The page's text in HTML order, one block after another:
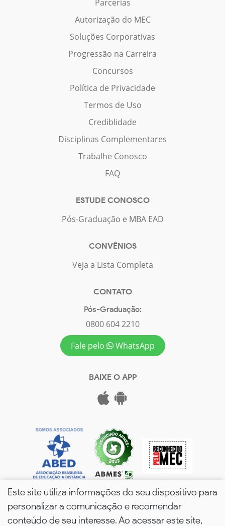
Parcerias
Autorização do MEC
Soluções Corporativas
Progressão na Carreira
Concursos
Política de Privacidade
Termos de Uso
Crediblidade
Disciplinas Complementares
Trabalhe Conosco
FAQ
ESTUDE CONOSCO
Pós-Graduação e MBA EAD
CONVÊNIOS
Veja a Lista Completa
CONTATO
Pós-Graduação:
0800 604 2210
Fale pelo
WhatsApp
BAIXE O APP
Este site utiliza informações do seu dispositivo para
personalizar a comunicação e recomendar
conteúdo de seu interesse. Ao acessar este site,